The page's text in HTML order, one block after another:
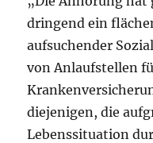
dringend ein
aufsuchender
von Anlaufstellen
diejenigen, die
Lebenssituation